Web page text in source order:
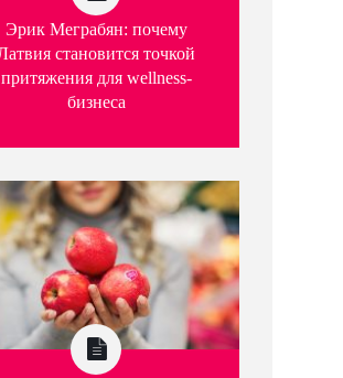
Эрик Меграбян: почему
становится точкой
притяжения для wellness-
бизнеса